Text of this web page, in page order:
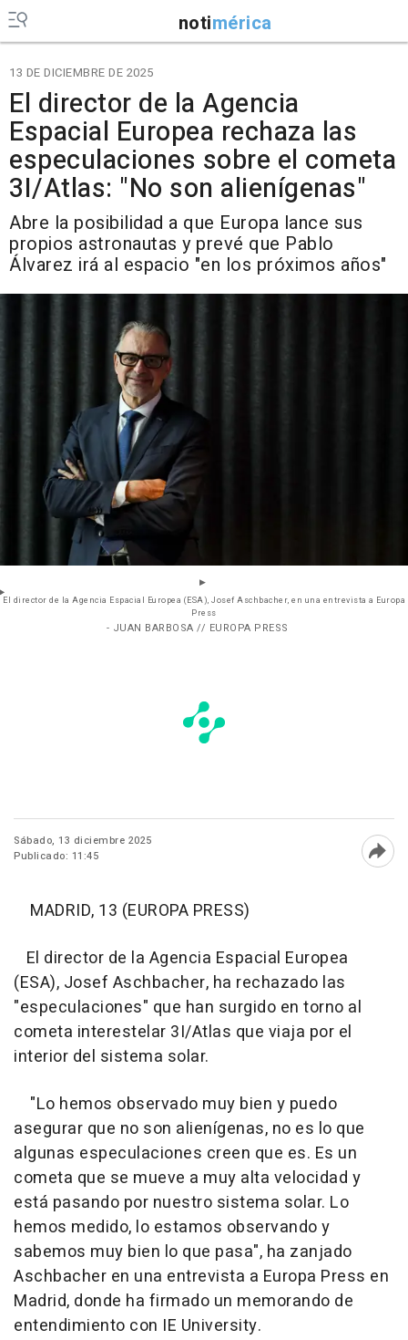
notimérica
13 DE DICIEMBRE DE 2025
El director de la Agencia
Espacial Europea rechaza las
especulaciones sobre el cometa
3I/Atlas: "No son alienígenas"
Abre la posibilidad a que Europa lance sus
propios astronautas y prevé que Pablo
Álvarez irá al espacio "en los próximos años"
El director de la Agencia Espacial Europea (ESA), Josef Aschbacher, en una entrevista a Europa
Press
- JUAN BARBOSA // EUROPA PRESS
Sábado, 13 diciembre 2025
Publicado: 11:45
MADRID, 13 (EUROPA PRESS)
El director de la Agencia Espacial Europea
(ESA), Josef Aschbacher, ha rechazado las
"especulaciones" que han surgido en torno al
cometa interestelar 3I/Atlas que viaja por el
interior del sistema solar.
"Lo hemos observado muy bien y puedo
asegurar que no son alienígenas, no es lo que
algunas especulaciones creen que es. Es un
cometa que se mueve a muy alta velocidad y
está pasando por nuestro sistema solar. Lo
hemos medido, lo estamos observando y
sabemos muy bien lo que pasa", ha zanjado
Aschbacher en una entrevista a Europa Press en
Madrid, donde ha firmado un memorando de
entendimiento con IE University.